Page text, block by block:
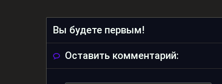
Вы будете первым!
Оставить комментарий: